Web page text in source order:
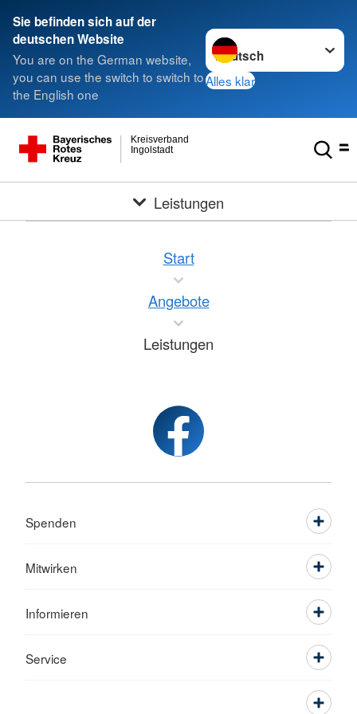
Sie befinden sich auf der
deutschen Website
You are on the German website,
you can use the switch to switch to
the English one
Sprache wechseln zu
Alles klar
Ingolstadt
Kreisverband
Leistungen
Start
Angebote
Leistungen
Spenden
Mitwirken
Informieren
Service